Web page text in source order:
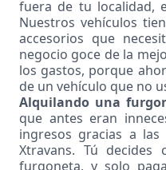
fuera de tu localidad,
Nuestros vehículos
accesorios que
negocio goce de la
los gastos, porque
de un vehículo que no
Alquilando una
que antes eran
ingresos gracias a
Xtravans. Tú decides
furgoneta, y solo